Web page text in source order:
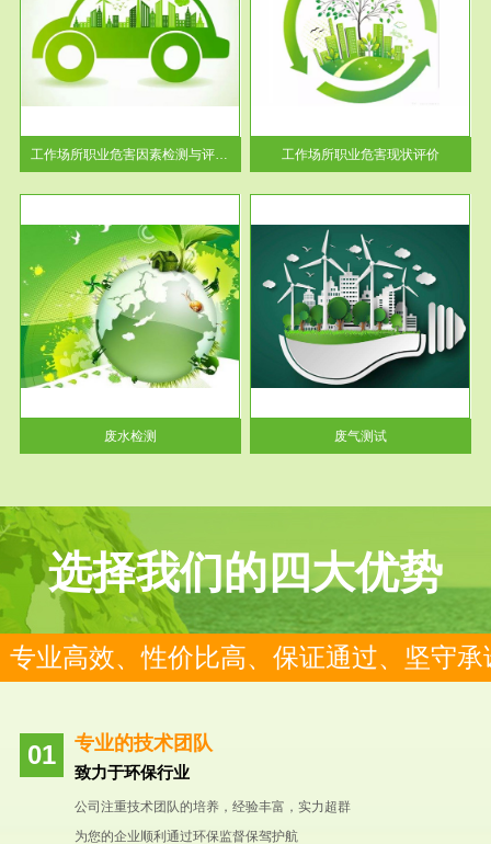
工作场所职业危害因素检测与评价...
工作场所职业危害现状评价
【现状评价意义】：具体因素---
-通过质谱分析等多种手段明确
工作场...
工作场所职业危害现状评价
废水检测
服务范围
废气测试
检测范围工业废气检测包括有机
废气和无机废气。有机废气主要
包括...
废气测试
选择我们的四大优势
专业高效、性价比高、保证通过、坚守承
专业的技术团队
致力于环保行业
公司注重技术团队的培养，经验丰富，实力超群
为您的企业顺利通过环保监督保驾护航